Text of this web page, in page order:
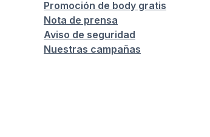
Promoción de body gratis
Nota de prensa
Aviso de seguridad
Nuestras campañas